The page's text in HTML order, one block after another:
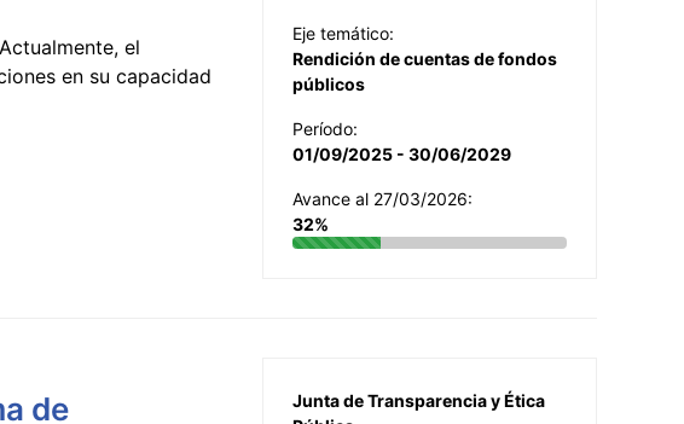
el
en su capacidad
Eje temático:
Rendición de cuentas de fondos
públicos
Período:
01/09/2025 - 30/06/2029
Avance al 27/03/2026:
32%
de
Junta de Transparencia y Ética